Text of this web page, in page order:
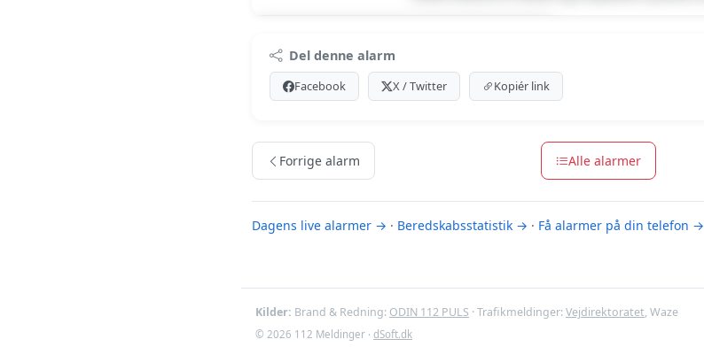
Premium indhold
Log ind med Premium for at se meldingen.
Se Premium-muligheder
Del denne alarm
Facebook X / Twitter Kopiér link
Forrige alarm Alle alarmer
Dagens live alarmer → · Beredskabsstatistik → · Få alarmer på din telefon →
Kilder: Brand & Redning: ODIN 112 PULS · Trafikmeldinger:Vejdirektoratet, Waze
© 2026 112 Meldinger · dSoft.dk